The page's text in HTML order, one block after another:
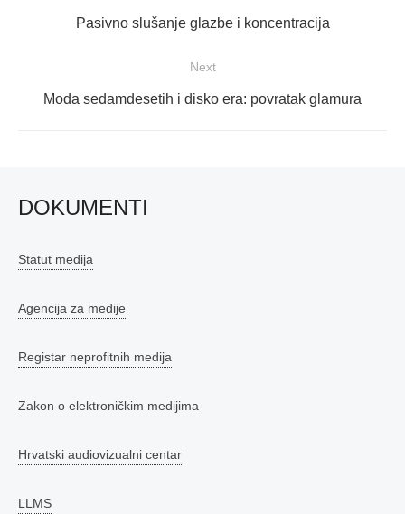
objavaPrevious
Pasivno slušanje glazbe i koncentracija
Next
Next
Moda sedamdesetih i disko era: povratak glamura
DOKUMENTI
Statut medija
Agencija za medije
Registar neprofitnih medija
Zakon o elektroničkim medijima
Hrvatski audiovizualni centar
LLMS